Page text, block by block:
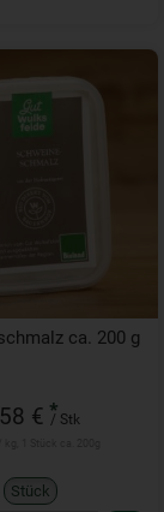
ca. 200 g
€ *
/ Stk
Stück